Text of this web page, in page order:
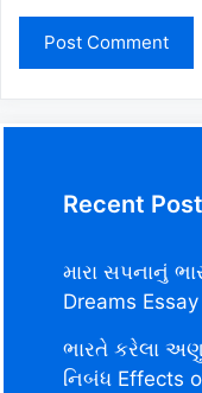
Recent
મારા સપનાનું
Dreams
ભારતે કરેલા
નિબંધ Effects